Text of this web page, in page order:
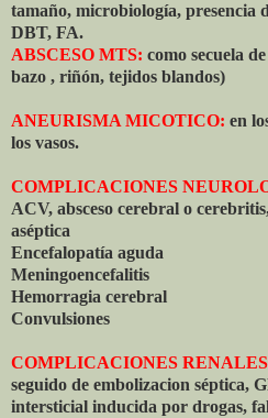
tamaño, microbiología, presencia
DBT, FA.
ABSCESO MTS: como secuela
bazo , riñón, tejidos blandos)
ANEURISMA MICOTICO: en
los vasos.
COMPLICACIONES
ACV, absceso cerebral o
aséptica
Encefalopatía aguda
Meningoencefalitis
Hemorragia cerebral
Convulsiones
COMPLICACIONES
seguido de embolizacion séptica,
intersticial inducida por drogas,